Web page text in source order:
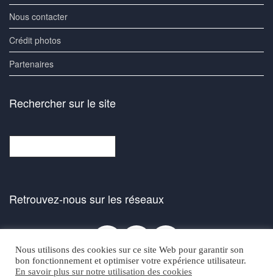
Nous contacter
Crédit photos
Partenaires
Rechercher sur le site
Retrouvez-nous sur les réseaux
Facebook
Bluesky
Nous utilisons des cookies sur ce site Web pour garantir son
bon fonctionnement et optimiser votre expérience utilisateur.
En savoir plus sur notre utilisation des cookies